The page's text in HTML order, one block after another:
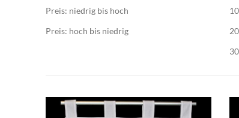
Preis: niedrig bis hoch
Preis: hoch bis niedrig